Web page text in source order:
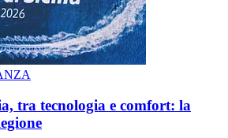
tra tecnologia e comfort: la